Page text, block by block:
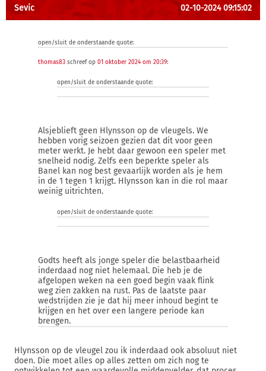
Sevic 02-10-2024 09:15:02
open/sluit de onderstaande quote:
thomas83 schreef op 01 oktober 2024 om 20:39:
open/sluit de onderstaande quote:
Alsjeblieft geen Hlynsson op de vleugels. We
hebben vorig seizoen gezien dat dit voor geen
meter werkt. Je hebt daar gewoon een speler met
snelheid nodig. Zelfs een beperkte speler als
Banel kan nog best gevaarlijk worden als je hem
in de 1 tegen 1 krijgt. Hlynsson kan in die rol maar
weinig uitrichten.
open/sluit de onderstaande quote:
Godts heeft als jonge speler die belastbaarheid
inderdaad nog niet helemaal. Die heb je de
afgelopen weken na een goed begin vaak flink
weg zien zakken na rust. Pas de laatste paar
wedstrijden zie je dat hij meer inhoud begint te
krijgen en het over een langere periode kan
brengen.
Hlynsson op de vleugel zou ik inderdaad ook absoluut niet
doen. Die moet alles op alles zetten om zich nog te